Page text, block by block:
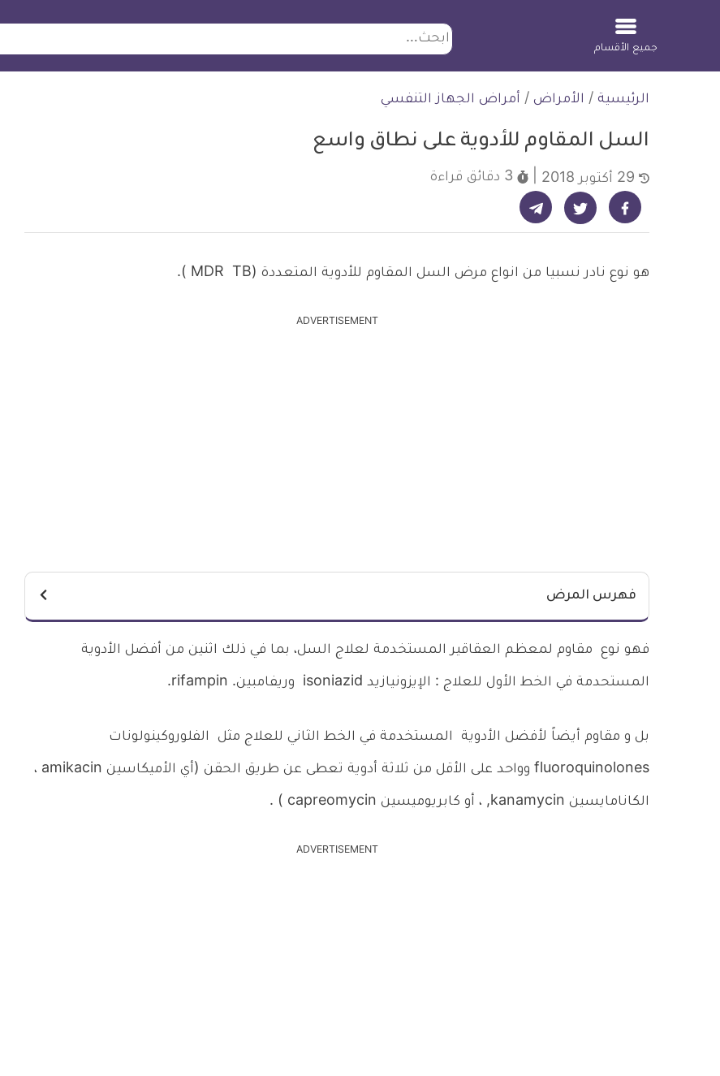
ابحث
جميع الأقسام
الرئيسية / الأمراض / أمراض الجهاز التنفسي
السل المقاوم للأدوية على نطاق واسع
3 دقائق قراءة
شارك على فيسبوك - ديلي ميديكال انفو شارك على تويتر - ديلي ميديكال انفو شارك على تيليجرام - ديلي ميديكال انفو
هو نوع نادر نسبيا من انواع مرض السل المقاوم للأدوية المتعددة (MDR TB ).
ADVERTISEMENT
فهرس المرض
فهو نوع مقاوم لمعظم العقاقير المستخدمة لعلاج السل، بما في ذلك اثنين من أفضل الأدوية
المستحدمة في الخط الأول للعلاج : الإيزونيازيد isoniazid وريفامبين. rifampin.
بل و مقاوم أيضاً لأفضل الأدوية المستخدمة في الخط الثاني للعلاج مثل الفلوروكينولونات
fluoroquinolones وواحد على الأقل من ثلاثة أدوية تعطى عن طريق الحقن (أي الأميكاسين amikacin ،
الكانامايسين kanamycin, ، أو كابريوميسين capreomycin ) .
ADVERTISEMENT